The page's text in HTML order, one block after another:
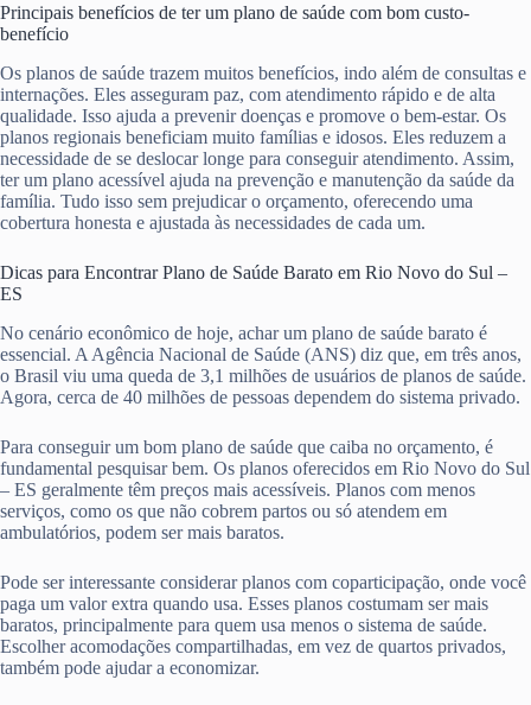
Principais benefícios de ter um plano de saúde com bom custo-
benefício
Os planos de saúde trazem muitos benefícios, indo além de consultas e
internações. Eles asseguram paz, com atendimento rápido e de alta
qualidade. Isso ajuda a prevenir doenças e promove o bem-estar. Os
planos regionais beneficiam muito famílias e idosos. Eles reduzem a
necessidade de se deslocar longe para conseguir atendimento. Assim,
ter um plano acessível ajuda na prevenção e manutenção da saúde da
família. Tudo isso sem prejudicar o orçamento, oferecendo uma
cobertura honesta e ajustada às necessidades de cada um.
Dicas para Encontrar Plano de Saúde Barato em Rio Novo do Sul –
ES
No cenário econômico de hoje, achar um plano de saúde barato é
essencial. A Agência Nacional de Saúde (ANS) diz que, em três anos,
o Brasil viu uma queda de 3,1 milhões de usuários de planos de saúde.
Agora, cerca de 40 milhões de pessoas dependem do sistema privado.
Para conseguir um bom plano de saúde que caiba no orçamento, é
fundamental pesquisar bem. Os planos oferecidos em Rio Novo do Sul
– ES geralmente têm preços mais acessíveis. Planos com menos
serviços, como os que não cobrem partos ou só atendem em
ambulatórios, podem ser mais baratos.
Pode ser interessante considerar planos com coparticipação, onde você
paga um valor extra quando usa. Esses planos costumam ser mais
baratos, principalmente para quem usa menos o sistema de saúde.
Escolher acomodações compartilhadas, em vez de quartos privados,
também pode ajudar a economizar.